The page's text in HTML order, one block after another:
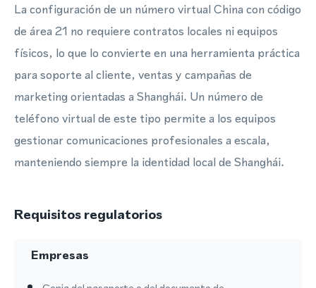
La configuración de un número virtual China con código
de área 21 no requiere contratos locales ni equipos
físicos, lo que lo convierte en una herramienta práctica
para soporte al cliente, ventas y campañas de
marketing orientadas a Shanghái. Un número de
teléfono virtual de este tipo permite a los equipos
gestionar comunicaciones profesionales a escala,
manteniendo siempre la identidad local de Shanghái.
Requisitos regulatorios
Empresas